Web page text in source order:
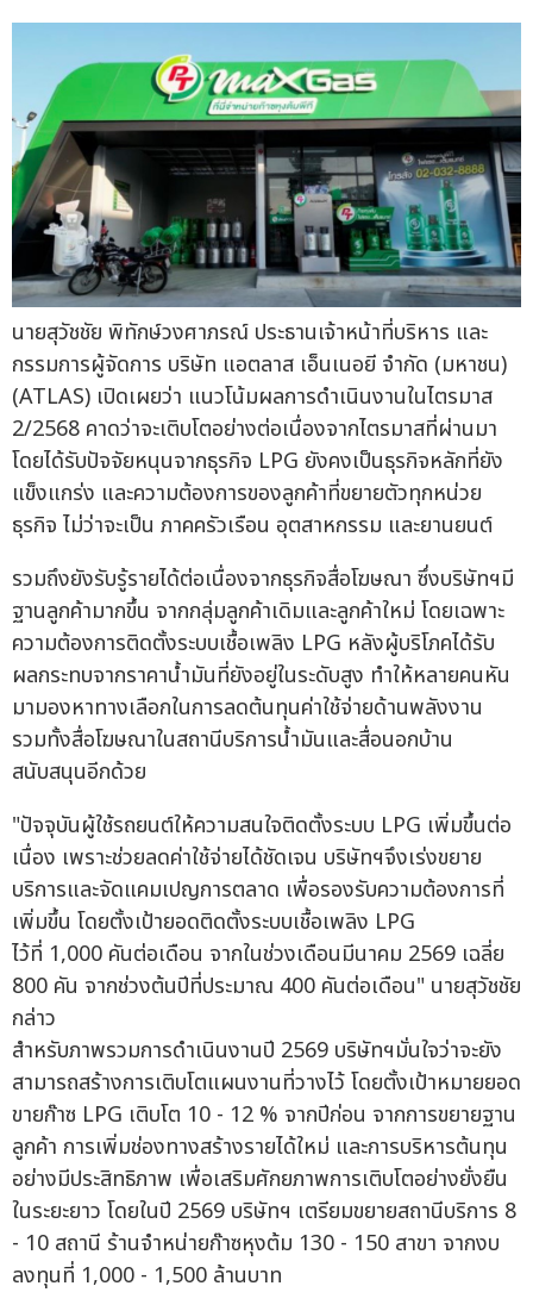
นายสุวัชชัย พิทักษ์วงศาภรณ์ ประธานเจ้าหน้าที่บริหาร และ
กรรมการผู้จัดการ บริษัท แอตลาส เอ็นเนอยี จำกัด (มหาชน)
(ATLAS) เปิดเผยว่า แนวโน้มผลการดำเนินงานในไตรมาส
2/2568 คาดว่าจะเติบโตอย่างต่อเนื่องจากไตรมาสที่ผ่านมา
โดยได้รับปัจจัยหนุนจากธุรกิจ LPG ยังคงเป็นธุรกิจหลักที่ยัง
แข็งแกร่ง และความต้องการของลูกค้าที่ขยายตัวทุกหน่วย
ธุรกิจ ไม่ว่าจะเป็น ภาคครัวเรือน อุตสาหกรรม และยานยนต์
รวมถึงยังรับรู้รายได้ต่อเนื่องจากธุรกิจสื่อโฆษณา ซึ่งบริษัทฯมี
ฐานลูกค้ามากขึ้น จากกลุ่มลูกค้าเดิมและลูกค้าใหม่ โดยเฉพาะ
ความต้องการติดตั้งระบบเชื้อเพลิง LPG หลังผู้บริโภคได้รับ
ผลกระทบจากราคาน้ำมันที่ยังอยู่ในระดับสูง ทำให้หลายคนหัน
มามองหาทางเลือกในการลดต้นทุนค่าใช้จ่ายด้านพลังงาน
รวมทั้งสื่อโฆษณาในสถานีบริการน้ำมันและสื่อนอกบ้าน
สนับสนุนอีกด้วย
"ปัจจุบันผู้ใช้รถยนต์ให้ความสนใจติดตั้งระบบ LPG เพิ่มขึ้นต่อ
เนื่อง เพราะช่วยลดค่าใช้จ่ายได้ชัดเจน บริษัทฯจึงเร่งขยาย
บริการและจัดแคมเปญการตลาด เพื่อรองรับความต้องการที่
เพิ่มขึ้น โดยตั้งเป้ายอดติดตั้งระบบเชื้อเพลิง LPG
ไว้ที่ 1,000 คันต่อเดือน จากในช่วงเดือนมีนาคม 2569 เฉลี่ย
800 คัน จากช่วงต้นปีที่ประมาณ 400 คันต่อเดือน" นายสุวัชชัย
กล่าว
สำหรับภาพรวมการดำเนินงานปี 2569 บริษัทฯมั่นใจว่าจะยัง
สามารถสร้างการเติบโตแผนงานที่วางไว้ โดยตั้งเป้าหมายยอด
ขายก๊าซ LPG เติบโต 10 - 12 % จากปีก่อน จากการขยายฐาน
ลูกค้า การเพิ่มช่องทางสร้างรายได้ใหม่ และการบริหารต้นทุน
อย่างมีประสิทธิภาพ เพื่อเสริมศักยภาพการเติบโตอย่างยั่งยืน
ในระยะยาว โดยในปี 2569 บริษัทฯ เตรียมขยายสถานีบริการ 8
- 10 สถานี ร้านจำหน่ายก๊าซหุงต้ม 130 - 150 สาขา จากงบ
ลงทุนที่ 1,000 - 1,500 ล้านบาท